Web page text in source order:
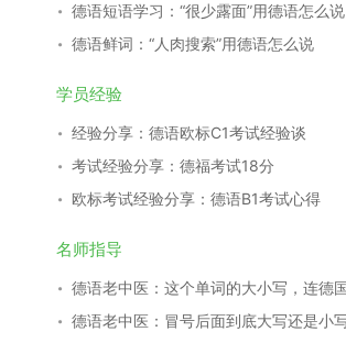
德语短语学习：“很少露面”用德语怎么说
德语鲜词：“人肉搜索”用德语怎么说
学员经验
经验分享：德语欧标C1考试经验谈
考试经验分享：德福考试18分
欧标考试经验分享：德语B1考试心得
名师指导